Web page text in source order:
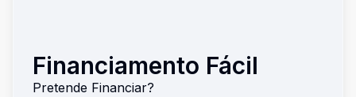
Financiamento Fácil
Pretende Financiar?